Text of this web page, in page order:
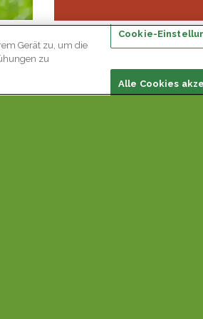
zu trainieren. Sie sind sehr
Gerät zu, um die
zu
Cookie-
Alle Cookies